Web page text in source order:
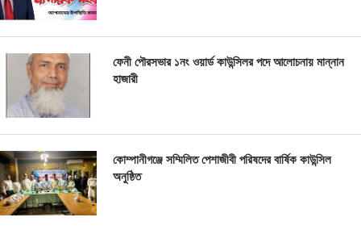
ফেনী পৌরসভার ১নং ওয়ার্ড কাউন্সিলর পদে আলোচনায় মান্নান
হাজারী
কোম্পানীগঞ্জে সম্মিলিত পেশাজীবী পরিষদের বার্ষিক কাউন্সিল
অনুষ্ঠিত